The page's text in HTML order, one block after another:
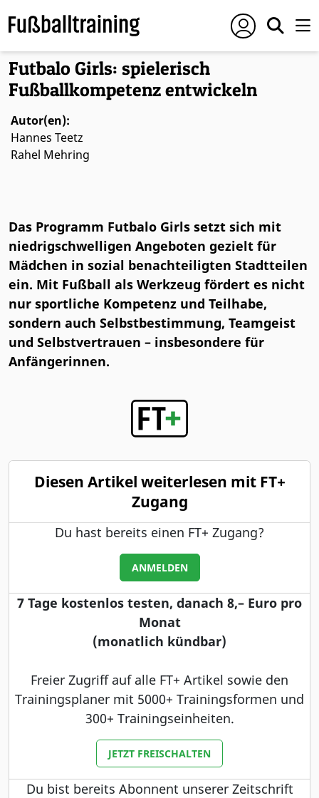
Foto: © Marc Kuhlmann
Futbalo Girls: spielerisch
Fußballkompetenz entwickeln
Autor(en):
Hannes Teetz
Rahel Mehring
Das Programm Futbalo Girls setzt sich mit
niedrigschwelligen Angeboten gezielt für
Mädchen in sozial benachteiligten Stadtteilen
ein. Mit Fußball als Werkzeug fördert es nicht
nur sportliche Kompetenz und Teilhabe,
sondern auch Selbstbestimmung, Teamgeist
und Selbstvertrauen – insbesondere für
Anfängerinnen.
Diesen Artikel weiterlesen mit FT+
Zugang
Du hast bereits einen FT+ Zugang?
ANMELDEN
7 Tage kostenlos testen, danach 8,– Euro pro
Monat
(monatlich kündbar)
Freier Zugriff auf alle FT+ Artikel sowie den
Trainingsplaner mit 5000+ Trainingsformen und
300+ Trainingseinheiten.
JETZT FREISCHALTEN
Du bist bereits Abonnent unserer Zeitschrift